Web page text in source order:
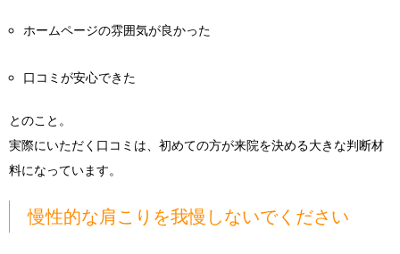
ホームページの雰囲気が良かった
口コミが安心できた
とのこと。
実際にいただく口コミは、初めての方が来院を決める大きな判断材
料になっています。
慢性的な肩こりを我慢しないでください